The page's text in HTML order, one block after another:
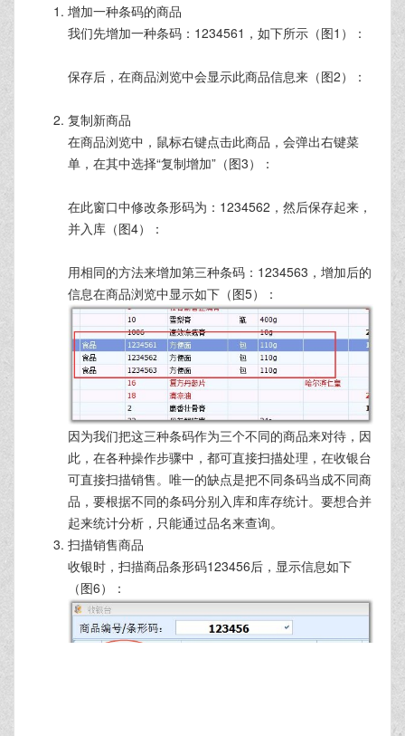
增加一种条码的商品
我们先增加一种条码：1234561，如下所示（图1）：
保存后，在商品浏览中会显示此商品信息来（图2）：
复制新商品
在商品浏览中，鼠标右键点击此商品，会弹出右键菜
单，在其中选择“复制增加”（图3）：
在此窗口中修改条形码为：1234562，然后保存起来，
并入库（图4）：